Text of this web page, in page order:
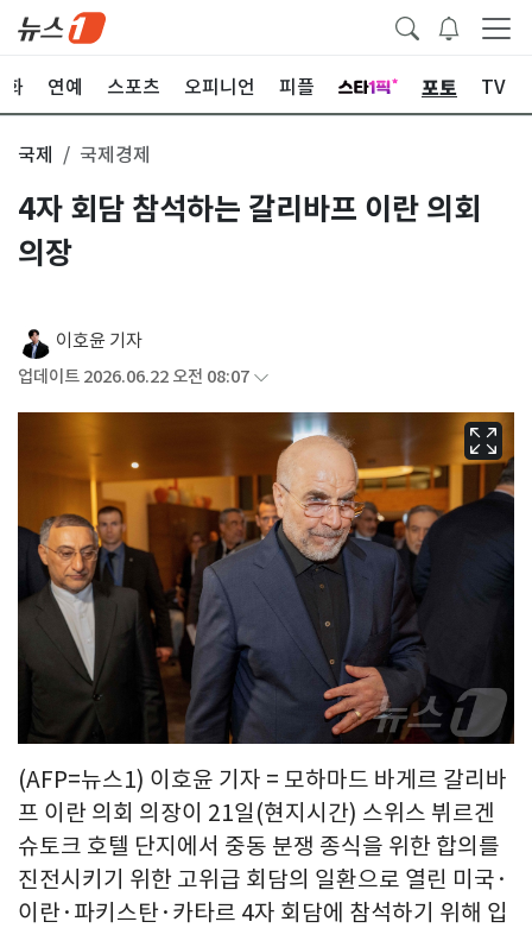
화 연예 스포츠 오피니언 피플 포토 TV
국제 국제경제
4자 회담 참석하는 갈리바프 이란 의회
의장
이호윤 기자
업데이트 2026.06.22 오전 08:07
(AFP=뉴스1) 이호윤 기자 = 모하마드 바게르 갈리바
프 이란 의회 의장이 21일(현지시간) 스위스 뷔르겐
슈토크 호텔 단지에서 중동 분쟁 종식을 위한 합의를
진전시키기 위한 고위급 회담의 일환으로 열린 미국·
이란·파키스탄·카타르 4자 회담에 참석하기 위해 입